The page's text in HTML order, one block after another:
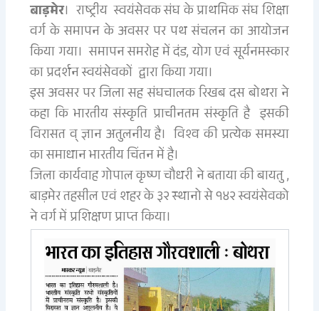
बाड़मेर। राष्ट्रीय स्वयंसेवक संघ के प्राथमिक संघ शिक्षा
वर्ग के समापन के अवसर पर पथ संचलन का आयोजन
किया गया। समापन समरोह में दंड, योग एवं सूर्यनमस्कार
का प्रदर्शन स्वयंसेवकों द्वारा किया गया।
इस अवसर पर जिला सह संघचालक रिखब दस बोथरा ने
कहा कि भारतीय संस्कृति प्राचीनतम संस्कृति है इसकी
विरासत व् ज्ञान अतुलनीय है। विश्व की प्रत्येक समस्या
का समाधान भारतीय चिंतन में है।
जिला कार्यवाह गोपाल कृष्ण चौधरी ने बताया की बायतु ,
बाड़मेर तहसील एवं शहर के ३२ स्थानो से १४२ स्वयंसेवको
ने वर्ग में प्रशिक्षण प्राप्त किया।